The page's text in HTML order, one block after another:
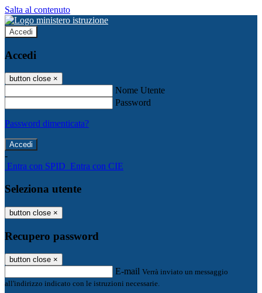
Salta al contenuto
Accedi
Accedi
button close ×
Nome Utente
Password
Password dimenticata?
-
Entra con SPID Entra con CIE
Seleziona utente
button close ×
Recupero password
button close ×
E-mail Verrà inviato un messaggio
all'indirizzo indicato con le istruzioni necessarie.